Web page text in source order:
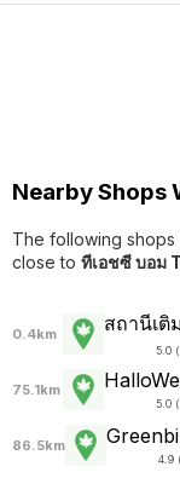
Nearby Shops
The following
close to ทีเอชซี บอม
0.4km สถานีเติ
5.0
75.1km
5.0
86.5km
4.9